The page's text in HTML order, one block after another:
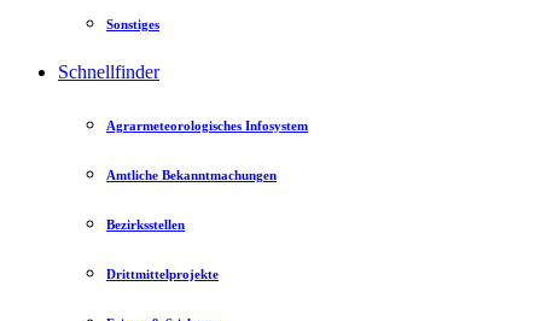
Sonstiges
Schnellfinder
Agrarmeteorologisches Infosystem
Amtliche Bekanntmachungen
Bezirksstellen
Drittmittelprojekte